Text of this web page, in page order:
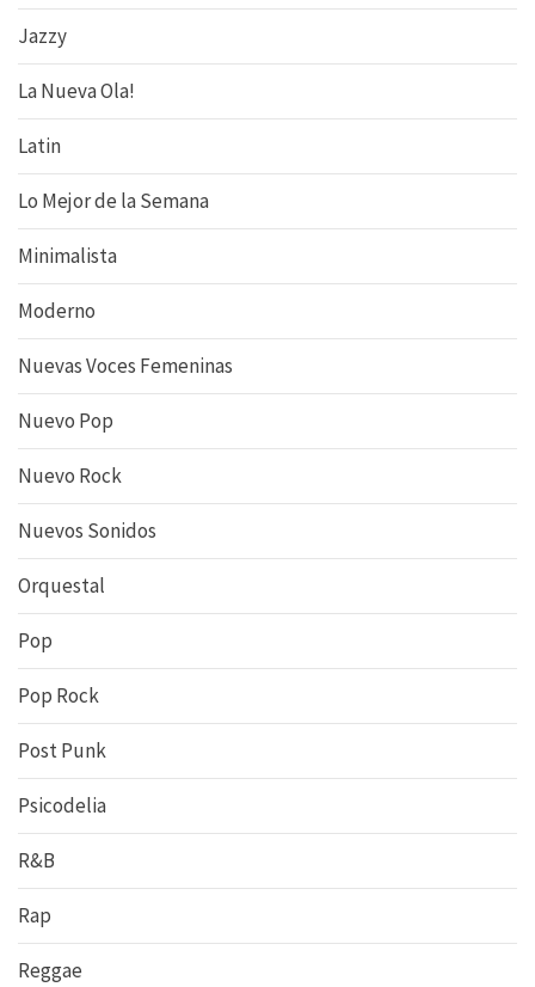
Jazzy
La Nueva Ola!
Latin
Lo Mejor de la Semana
Minimalista
Moderno
Nuevas Voces Femeninas
Nuevo Pop
Nuevo Rock
Nuevos Sonidos
Orquestal
Pop
Pop Rock
Post Punk
Psicodelia
R&B
Rap
Reggae